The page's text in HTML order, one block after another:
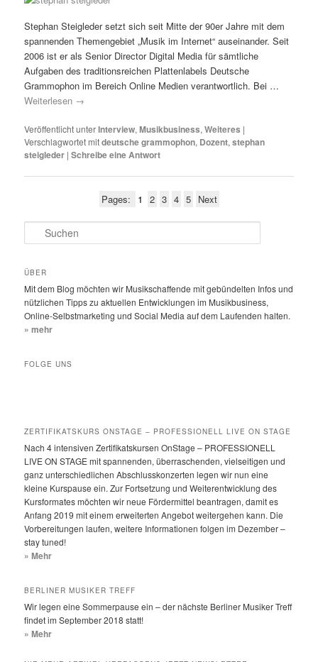
Stephan Steigleder setzt sich seit Mitte der 90er Jahre mit dem
spannenden Themengebiet „Musik im Internet“ auseinander. Seit
2006 ist er als Senior Director Digital Media für sämtliche
Aufgaben des traditionsreichen Plattenlabels Deutsche
Grammophon im Bereich Online Medien verantwortlich. Bei …
Weiterlesen →
Veröffentlicht unterInterview,Musikbusiness,Weiteres |
Verschlagwortet mitdeutsche grammophon, Dozent,stephan
steigleder |Schreibe eine Antwort
Pages: 1 2 3 4 5 Next
u
h
n
ÜBER
Mit dem Blog möchten wir Musikschaffende mit gebündelten Infos und
nützlichen Tipps zu aktuellen Entwicklungen im Musikbusiness,
Online-Selbstmarketing und Social Media auf dem Laufenden halten.
» mehr
FOLGE UNS
ZERTIFIKATSKURS ONSTAGE – PROFESSIONELL LIVE ON STAGE
Nach 4 intensiven Zertifikatskursen OnStage – PROFESSIONELL
LIVE ON STAGE mit spannenden, überraschenden, vielseitigen und
ganz unterschiedlichen Abschlusskonzerten legen wir nun eine
kleine Kurspause ein. Zur Fortsetzung und Weiterentwicklung des
Kursformates möchten wir neue Fördermittel beantragen, damit es
Anfang 2019 mit einem erweiterten Angebot weitergehen kann. Die
Vorbereitungen laufen, weitere Informationen folgen im Dezember –
stay tuned!
» Mehr
BERLINER MUSIKER TREFF
Wir legen eine Sommerpause ein – der nächste Berliner Musiker Treff
findet im September 2018 statt!
» Mehr